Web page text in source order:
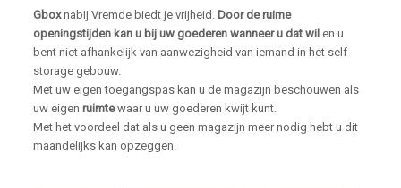
Gboxnabij Vremde biedt je vrijheid. Door de ruime
openingstijden kan u bij uw goederen wanneer u dat wil en u
bent niet afhankelijk van aanwezigheid van iemand in het self
storage gebouw.
Met uw eigen toegangspas kan u de magazijn beschouwen als
uw eigen ruimtewaar u uw goederen kwijt kunt.
Met het voordeel dat als u geen magazijn meer nodig hebt u dit
maandelijks kan opzeggen.